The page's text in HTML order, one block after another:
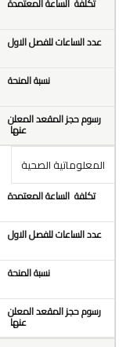
المعلوماتية الصحية